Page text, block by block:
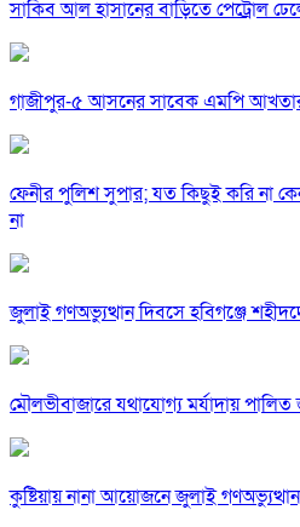
সাকিব আল হাসানের বাড়িতে পেট্রোল
গাজীপুর-৫ আসনের সাবেক এমপি
ফেনীর পুলিশ সুপার; যত কিছুই করি না
না
জুলাই গণঅভ্যুত্থান দিবসে হবিগঞ্জে
মৌলভীবাজারে যথাযোগ্য মর্যাদায়
কুষ্টিয়ায় নানা আয়োজনে জুলাই